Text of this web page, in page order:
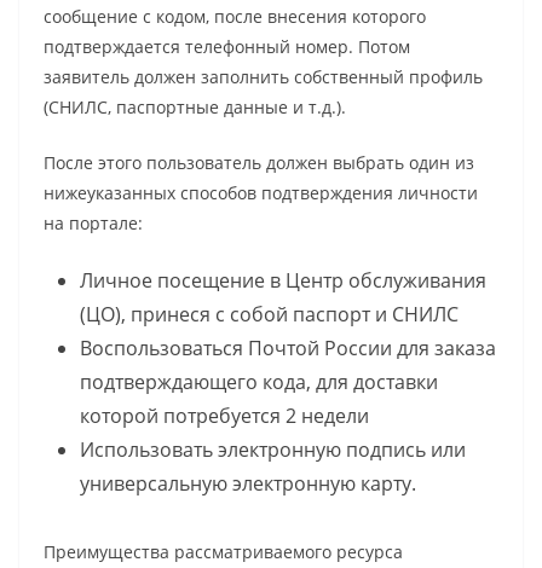
сообщение с кодом, после внесения которого
подтверждается телефонный номер. Потом
заявитель должен заполнить собственный профиль
(СНИЛС, паспортные данные и т.д.).
После этого пользователь должен выбрать один из
нижеуказанных способов подтверждения личности
на портале:
Личное посещение в Центр обслуживания
(ЦО), принеся с собой паспорт и СНИЛС
Воспользоваться Почтой России для заказа
подтверждающего кода, для доставки
которой потребуется 2 недели
Использовать электронную подпись или
универсальную электронную карту.
Преимущества рассматриваемого ресурса